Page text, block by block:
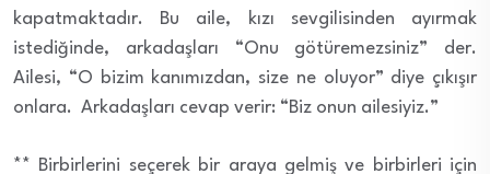
kapatmaktadır. Bu aile, kızı sevgilisinden ayırmak
istediğinde, arkadaşları “Onu götüremezsiniz” der.
Ailesi, “O bizim kanımızdan, size ne oluyor” diye çıkışır
onlara. Arkadaşları cevap verir: “Biz onun ailesiyiz.”
** Birbirlerini seçerek bir araya gelmiş ve birbirleri için